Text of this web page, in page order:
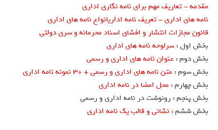
مقدمه - تعاریف مهم برای نامه نگاری اداری
نامه های اداری - تعریف نامه اداریانواع نامه های اداری
قانون مجازات انتشار و افشاي اسناد محرمانه و سري دولتي
بخش اول : سرلوحه نامه های اداری
بخش دوم : عنوان نامه های اداری و رسمی
بخش سوم : متن نامه های اداری و رسمی + 30 نمونه نامه اداری
بخش چهارم : محل امضا در نامه اداری
بخش پنجم : رونوشت در نامه اداری و رسمی
بخش ششم : نشانی و قالب یک نامه اداری